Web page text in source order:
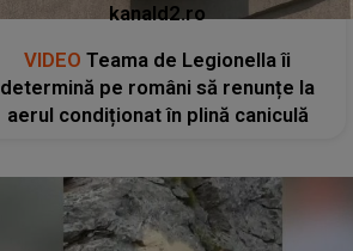
kanald2.ro
VIDEO Teama de Legionella îi
determină pe români să renunțe la
aerul condiționat în plină caniculă